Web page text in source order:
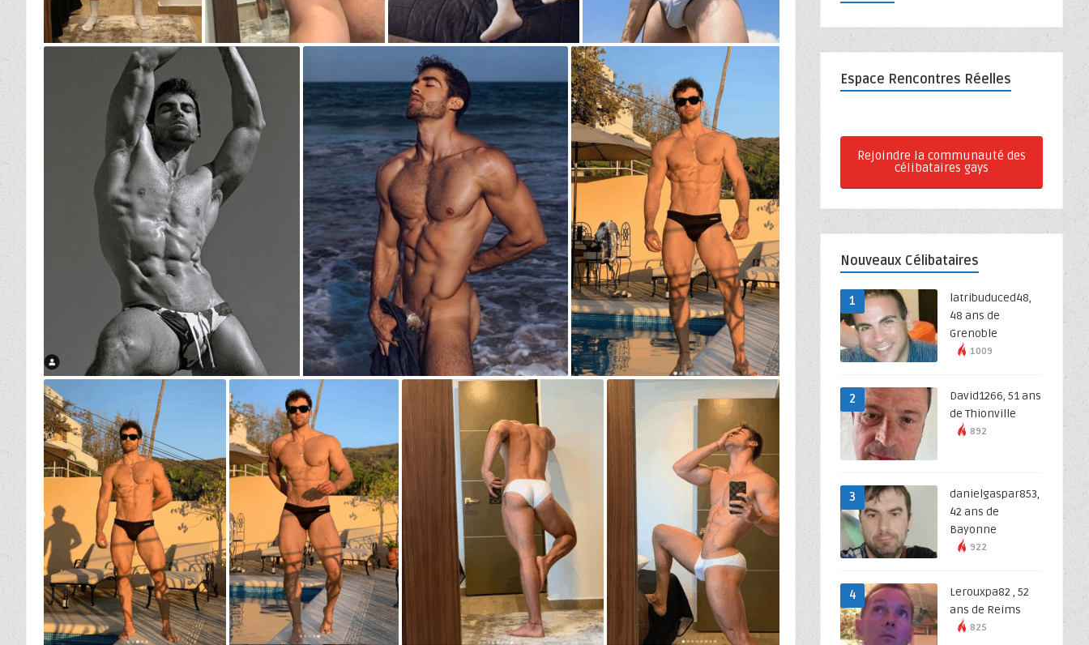
Espace Rencontres Réelles
Rejoindre la communauté des
célibataires gays
Nouveaux Célibataires
1
latribuduced48,
48 ans de
Grenoble
1009
2
David1266, 51 ans
de Thionville
892
3
danielgaspar853,
42 ans de
Bayonne
922
4
Lerouxpa82 , 52
ans de Reims
825